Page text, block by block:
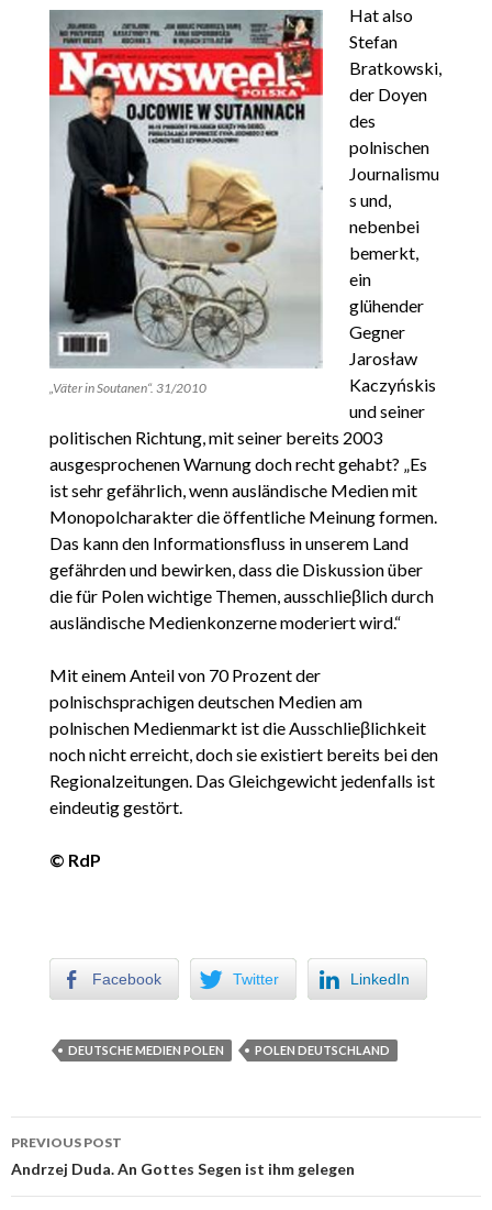
„Väter in Soutanen“. 31/2010
Hat also
Stefan
Bratkowski,
der Doyen
des
polnischen
Journalismu
s und,
nebenbei
bemerkt,
ein
glühender
Gegner
Jarosław
Kaczyńskis
und seiner
politischen Richtung, mit seiner bereits 2003
ausgesprochenen Warnung doch recht gehabt? „Es
ist sehr gefährlich, wenn ausländische Medien mit
Monopolcharakter die öffentliche Meinung formen.
Das kann den Informationsfluss in unserem Land
gefährden und bewirken, dass die Diskussion über
die für Polen wichtige Themen, ausschlieβlich durch
ausländische Medienkonzerne moderiert wird.“
Mit einem Anteil von 70 Prozent der
polnischsprachigen deutschen Medien am
polnischen Medienmarkt ist die Ausschlieβlichkeit
noch nicht erreicht, doch sie existiert bereits bei den
Regionalzeitungen. Das Gleichgewicht jedenfalls ist
eindeutig gestört.
© RdP
Facebook Twitter LinkedIn
DEUTSCHE MEDIEN POLEN POLEN DEUTSCHLAND
Post navigation
PREVIOUS POST
Andrzej Duda. An Gottes Segen ist ihm gelegen